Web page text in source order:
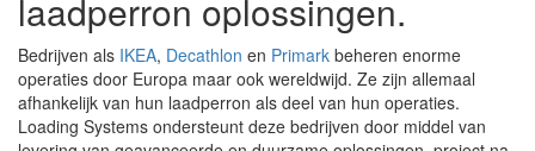
laadperron oplossingen.
Bedrijven als IKEA, Decathlon en Primark beheren enorme
operaties door Europa maar ook wereldwijd. Ze zijn allemaal
afhankelijk van hun laadperron als deel van hun operaties.
Loading Systems ondersteunt deze bedrijven door middel van